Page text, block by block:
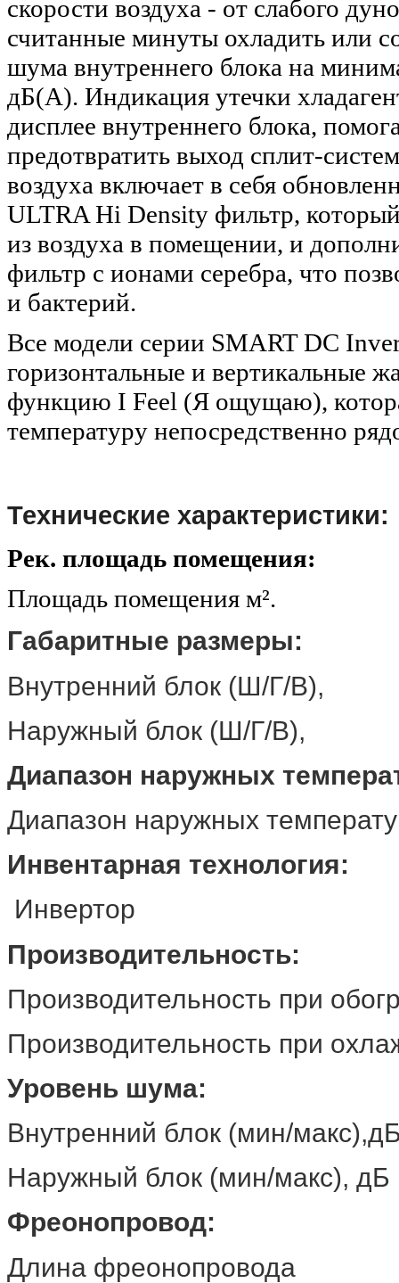
скорости воздуха - от слабого
считанные минуты охладить или
шума внутреннего блока на
дБ(А). Индикация утечки
дисплее внутреннего блока,
предотвратить выход сплит-
воздуха включает в себя
ULTRA Hi Density фильтр,
из воздуха в помещении, и
фильтр с ионами серебра, что
и бактерий.
Все модели серии SMART DC
горизонтальные и вертикальные
функцию I Feel (Я ощущаю),
температуру непосредственно
Технические характеристики:
Рек. площадь помещения:
Площадь помещения
Габаритные размеры:
Внутренний блок (Ш/
Наружный блок (Ш/
Диапазон наружных
Диапазон наружных
Инвентарная технология:
Производительность:
Производительность при
Производительность при
Уровень шума:
Внутренний блок (мин/
Наружный блок (мин/
Фреонопровод:
Длина